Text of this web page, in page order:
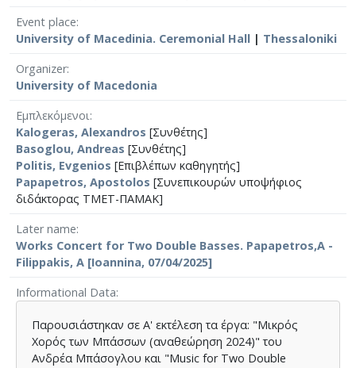
Event place
University of Macedinia. Ceremonial Hall | Thessaloniki
Organizer
University of Macedonia
Εμπλεκόμενοι
Kalogeras, Alexandros [Συνθέτης]
Basoglou, Andreas [Συνθέτης]
Politis, Evgenios [Επιβλέπων καθηγητής]
Papapetros, Apostolos [Συνεπικουρών υποψήφιος
διδάκτορας ΤΜΕΤ-ΠΑΜΑΚ]
Later name
Works Concert for Two Double Basses. Papapetros,A -
Filippakis, A [Ioannina, 07/04/2025]
Informational Data
Παρουσιάστηκαν σε Α' εκτέλεση τα έργα: "Μικρός
Χορός των Μπάσσων (αναθεώρηση 2024)" του
Ανδρέα Μπάσογλου και "Music for Two Double